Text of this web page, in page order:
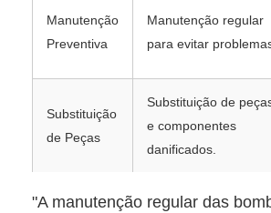
Manutenção
Preventiva
Manutenção regular
para evitar
Substituição
de Peças
Substituição de
e componentes
danificados.
"A manutenção regular das